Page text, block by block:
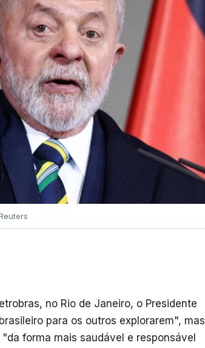
no Rio de Janeiro, o Presidente
para os outros explorarem", mas
forma mais saudável e responsável